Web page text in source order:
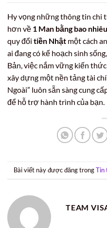
Hy vọng những thông tin chi
hơn về 1 Man bằng bao
quy đổi tiền Nhật một cách
ai đang có kế hoạch sinh
Bản, việc nắm vững kiến
xây dựng một nền tảng tài
Ngoài” luôn sẵn sàng cung
để hỗ trợ hành trình của bạn.
Bài viết này được đăng trongTin
TEAM